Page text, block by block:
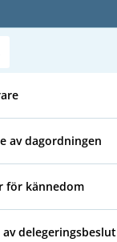
av dagordningen
för kännedom
av delegeringsbeslut